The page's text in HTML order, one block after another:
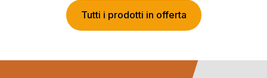
€11,95.
€7.299,00.
Tutti i prodotti in offerta